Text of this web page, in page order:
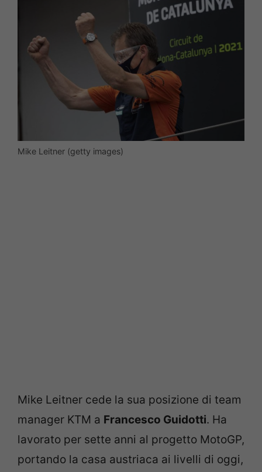
Mike Leitner (getty images)
Mike Leitner cede la sua posizione di team
manager KTM a Francesco Guidotti. Ha
lavorato per sette anni al progetto MotoGP,
portando la casa austriaca ai livelli di oggi,